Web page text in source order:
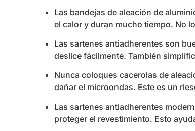
Las bandejas de aleación de
el calor y duran mucho tiempo. No
Las sartenes antiadherentes son
deslice fácilmente. También
Nunca coloques cacerolas de
dañar el microondas. Este es un
Las sartenes antiadherentes
proteger el revestimiento. Esto